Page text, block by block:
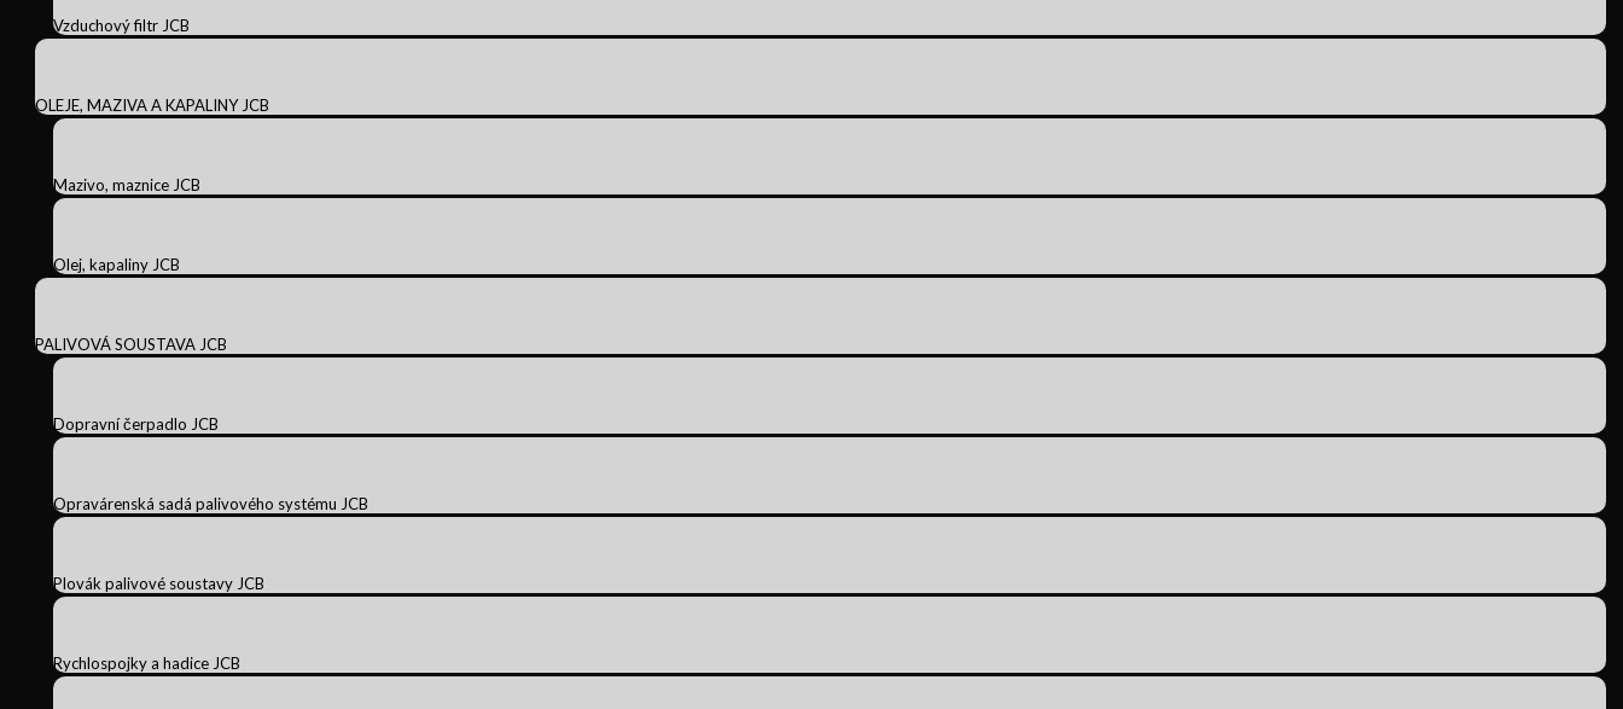
Vzduchový filtr JCB
OLEJE, MAZIVA A KAPALINY JCB
Mazivo, maznice JCB
Olej, kapaliny JCB
PALIVOVÁ SOUSTAVA JCB
Dopravní čerpadlo JCB
Opravárenská sadá palivového systému JCB
Plovák palivové soustavy JCB
Rychlospojky a hadice JCB